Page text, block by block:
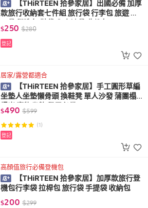
【THiRTEEN 拾參家居】出國必備 加厚
款旅行收納套七件組 旅行袋 行李包 旅遊 束
口袋 盥洗包 鞋袋 內衣褲袋 收納包
$250 $280
登記
居家/露營都適合
【THiRTEEN 拾參家居】手工圓形草編
坐墊人坐墊懶骨頭 換鞋凳 單人沙發 蒲團榻
榻米 寵物坐墊 租屋必備
$490 $599
(1)
登記
高顏值旅行必備登機包
【THiRTEEN 拾參家居】加厚款旅行登
機包行李袋 拉桿包 旅行袋 手提袋 收納包
$200 $299